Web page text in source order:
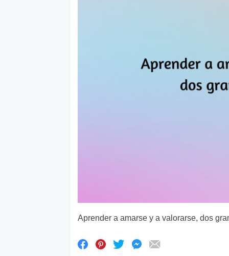
Aprender a amarse y a valorarse, dos